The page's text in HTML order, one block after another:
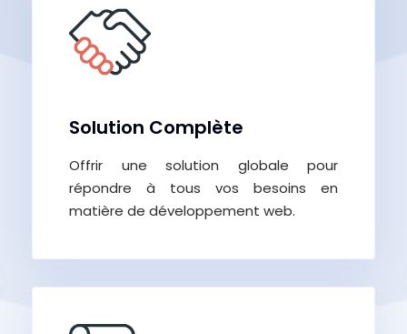
Solution Complète
Offrir une solution globale pour
répondre à tous vos besoins en
matière de développement web.